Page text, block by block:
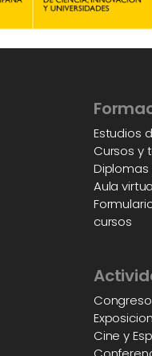
Estudios
Cursos y
Diplomas
Aula
cursos
Cine y